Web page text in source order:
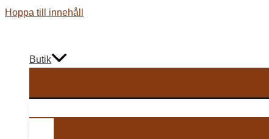
Hoppa till innehåll
Butik